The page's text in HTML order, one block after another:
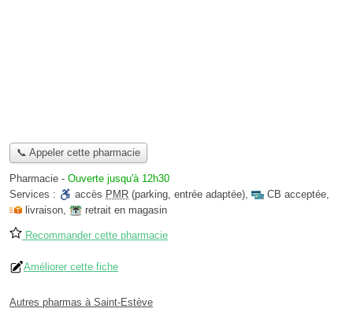
📞 Appeler cette pharmacie
Pharmacie - Ouverte jusqu'à 12h30
Services :
accès PMR (parking, entrée adaptée), CB acceptée,
livraison, retrait en magasin
Recommander cette pharmacie
Améliorer cette fiche
Autres pharmas à Saint-Estève